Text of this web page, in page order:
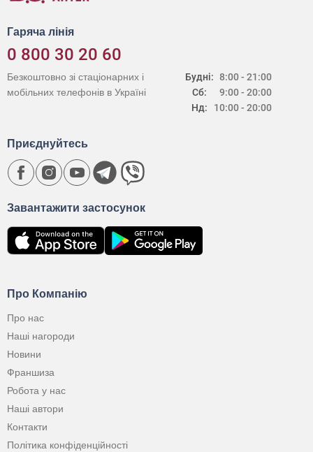
Гаряча лінія
0 800 30 20 60
Будні:
Сб:
Нд:
8:00 - 21:00
9:00 - 20:00
10:00 - 20:00
Безкоштовно зі стаціонарних і
мобільних телефонів в Україні
Про Компанію
Про нас
Наші нагороди
Новини
Франшиза
Робота у нас
Наші автори
Контакти
Політика конфіденційності
Завантажити застосунок
Приєднуйтесь